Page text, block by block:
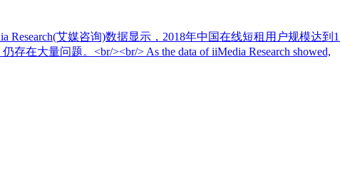
艾媒咨询)数据显示，2018年中国在线短租用户规模达到
在大量问题。<br/><br/> As the data of iiMedia Research showed,